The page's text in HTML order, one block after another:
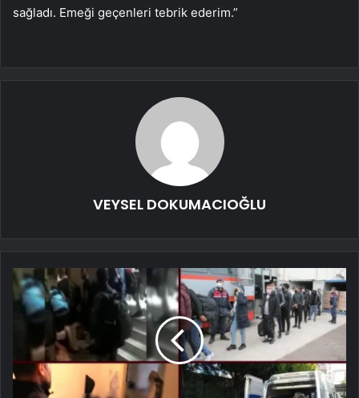
sağladı. Emeği geçenleri tebrik ederim.”
VEYSEL DOKUMACIOĞLU